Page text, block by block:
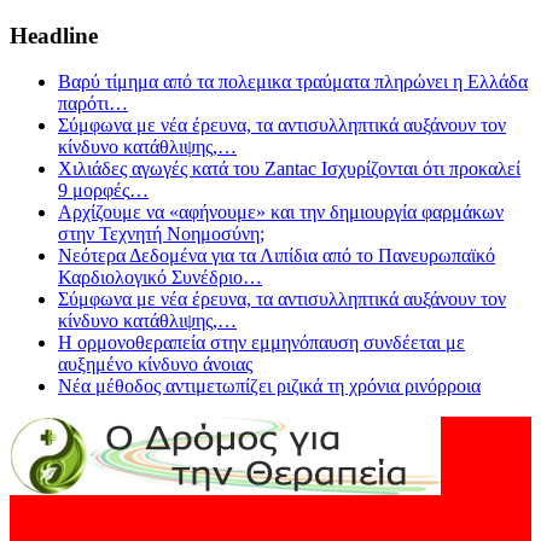
Headline
Βαρύ τίμημα από τα πολεμικα τραύματα πληρώνει η Ελλάδα
παρότι…
Σύμφωνα με νέα έρευνα, τα αντισυλληπτικά αυξάνουν τον
κίνδυνο κατάθλιψης,…
Χιλιάδες αγωγές κατά του Zantac Ισχυρίζονται ότι προκαλεί
9 μορφές…
Αρχίζουμε να «αφήνουμε» και την δημιουργία φαρμάκων
στην Τεχνητή Νοημοσύνη;
Νεότερα Δεδομένα για τα Λιπίδια από το Πανευρωπαϊκό
Καρδιολογικό Συνέδριο…
Σύμφωνα με νέα έρευνα, τα αντισυλληπτικά αυξάνουν τον
κίνδυνο κατάθλιψης,…
Η ορμονοθεραπεία στην εμμηνόπαυση συνδέεται με
αυξημένο κίνδυνο άνοιας
Νέα μέθοδος αντιμετωπίζει ριζικά τη χρόνια ρινόρροια